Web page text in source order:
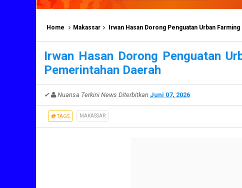
Home Makassar Irwan Hasan Dorong Penguatan Urban
Irwan Hasan Dorong Penguatan
Pemerintahan Daerah
✔ Nuansa Terkini News Diterbitkan Juni 07, 2026
TAGS MAKASSAR